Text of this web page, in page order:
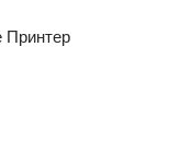
Принтер